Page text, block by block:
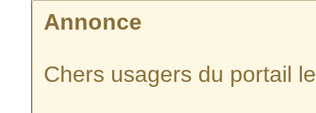
Annonce
Chers usagers du portail